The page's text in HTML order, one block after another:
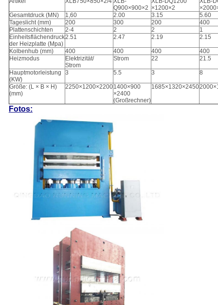
Q900×900×2 ×1200×2
Gesamtdruck (MN)
1,60 2.00 3.15
5.60
Tageslicht (mm)
200 300 200
400
Plattenschichten
2-4 2 2
1
Einheitsflächendruck
der Heizplatte (Mpa)
2.51 2.47 2.19 2.15
Kolbenhub (mm) 400 400 400
400
Heizmodus
Elektrizität/
Strom
Strom 22 21.5
Hauptmotorleistung
(KW)
3 5.5 3 8
Größe: (L × B × H)
(mm)
2250×1200×22001400×900
×2400
(Großrechner)
1685×1320×2450
Fotos: